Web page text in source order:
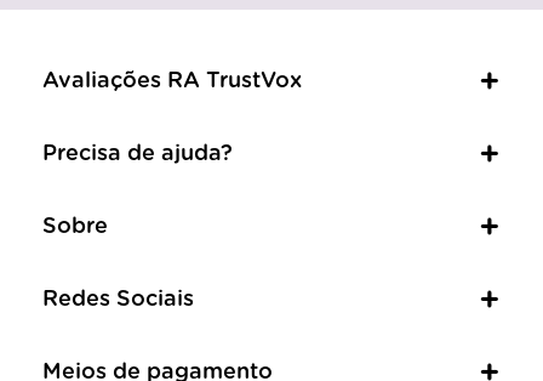
Avaliações RA TrustVox
Precisa de ajuda?
Sobre
Redes Sociais
Meios de pagamento